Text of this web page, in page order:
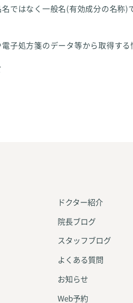
はなく一般名(有効成分の名称)
処方箋のデータ等から取得する
ドクター紹介
院長ブログ
スタッフブログ
よくある質問
お知らせ
Web予約